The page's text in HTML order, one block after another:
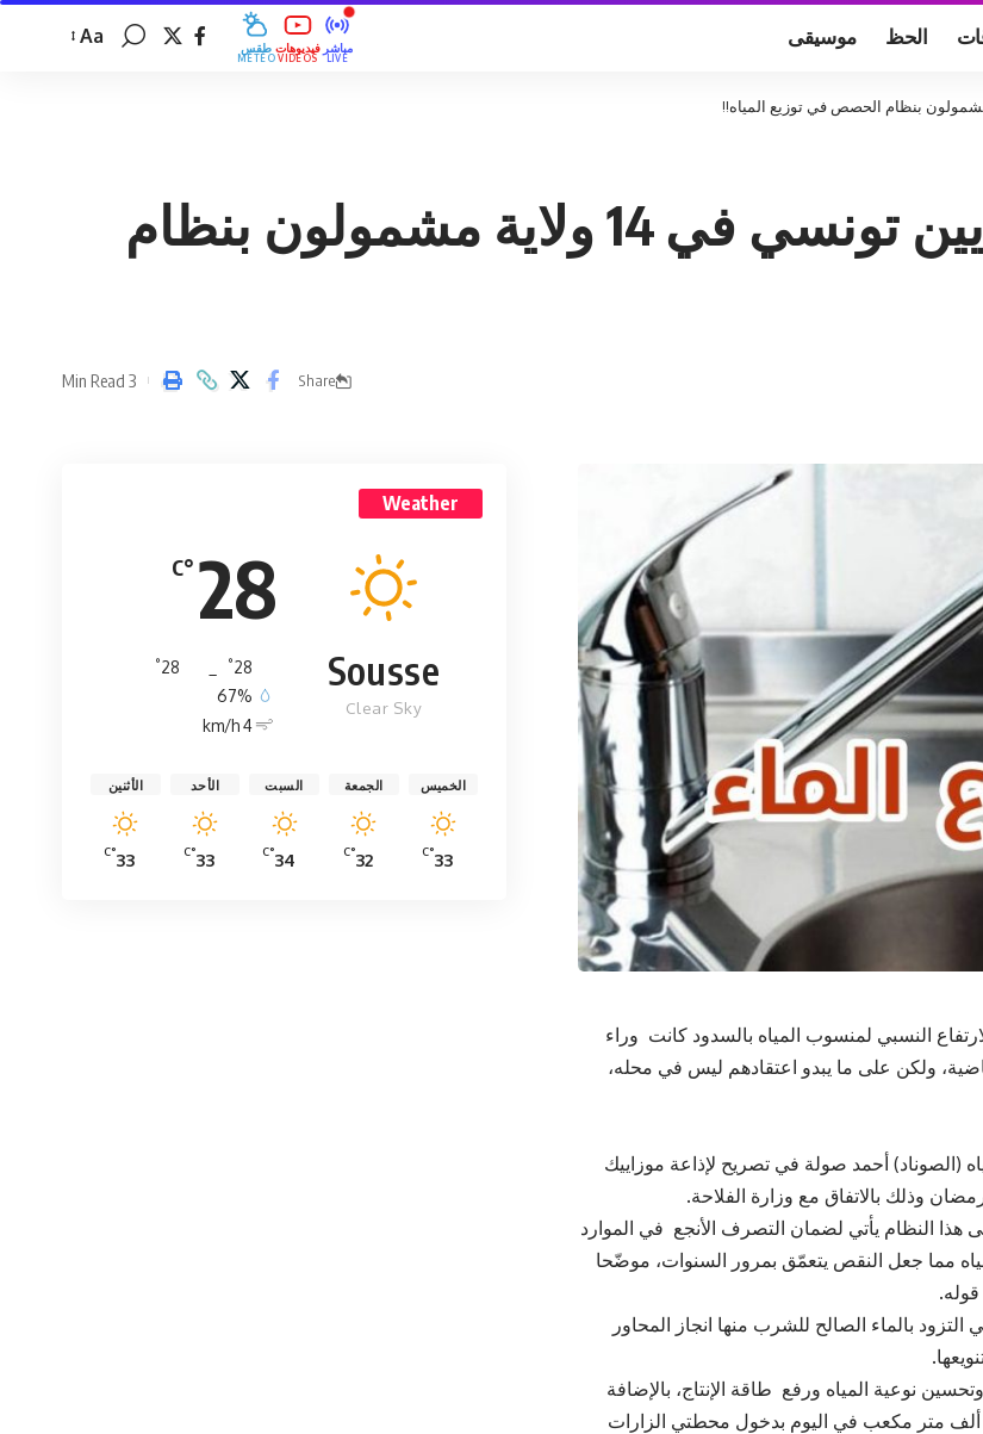
الحظ موسيقى طقس
MÉTÉO
فيديوهات
VIDÉOS
مباشر
LIVE
Aa
يستأنف بعد رمضان.. 7 ملايين تونسي في 14 ولاية مشمولون بنظام
Share
3 Min Read
النسبي لمنسوب المياه بالسدود كانت وراء
ولكن على ما يبدو اعتقادهم ليس في محله،
(الصوناد) أحمد صولة في تصريح لإذاعة موزاييك
وذلك بالاتفاق مع وزارة الفلاحة.
هذا النظام يأتي لضمان التصرف الأنجع في الموارد
مما جعل النقص يتعمّق بمرور السنوات، موضّحا
بالماء الصالح للشرب منها انجاز المحاور
الموارد وتحسين نوعية المياه ورفع طاقة الإنتاج، بالإضافة
إلى مشاريع محطات تحلية المياه للوصول إلى توفير نحو 900 ألف متر مكعب في اليوم بدخول محطتي الزارات
Weather
28
°C
Sousse
Clear Sky
28
°
28
°
67%
4 km/h
الخميس
33
°C
الجمعة
32
°C
السبت
34
°C
الأحد
33
°C
الأثنين
33
°C